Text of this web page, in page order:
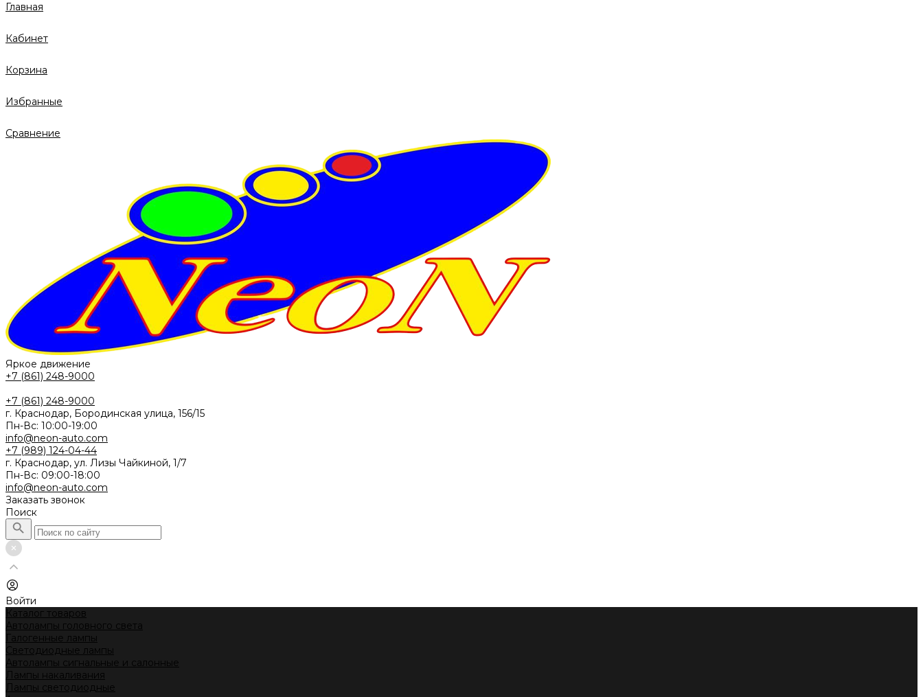
Главная
Кабинет
Корзина
Избранные
Сравнение
Яркое движение
+7 (861) 248-9000
+7 (861) 248-9000
г. Краснодар, Бородинская улица, 156/15
Пн-Вс: 10:00-19:00
info@neon-auto.com
+7 (989) 124-04-44
г. Краснодар, ул. Лизы Чайкиной, 1/7
Пн-Вс: 09:00-18:00
info@neon-auto.com
Заказать звонок
Поиск
Войти
Каталог товаров
Автолампы головного света
Галогенные лампы
Светодиодные лампы
Автолампы сигнальные и салонные
Лампы накаливания
Лампы светодиодные